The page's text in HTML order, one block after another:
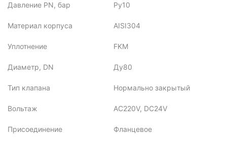
Давление PN, бар Ру10
Материал корпуса AISI304
Уплотнение FKM
Диаметр, DN Ду80
Тип клапана Нормально закрытый
Вольтаж AC220V, DC24V
Присоединение Фланцевое